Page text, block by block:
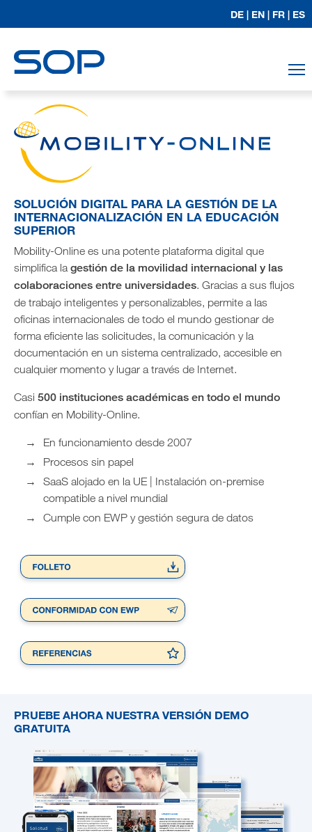
DE | EN | FR | ES
SOLUCIÓN DIGITAL PARA LA GESTIÓN DE LA
INTERNACIONALIZACIÓN EN LA EDUCACIÓN
SUPERIOR
Mobility-Online es una potente plataforma digital que
simplifica la gestión de la movilidad internacional y las
colaboraciones entre universidades. Gracias a sus flujos
de trabajo inteligentes y personalizables, permite a las
oficinas internacionales de todo el mundo gestionar de
forma eficiente las solicitudes, la comunicación y la
documentación en un sistema centralizado, accesible en
cualquier momento y lugar a través de Internet.
Casi 500 instituciones académicas en todo el mundo
confían en Mobility-Online.
En funcionamiento desde 2007
Procesos sin papel
SaaS alojado en la UE | Instalación on-premise
compatible a nivel mundial
Cumple con EWP y gestión segura de datos
PRUEBE AHORA NUESTRA VERSIÓN DEMO
GRATUITA